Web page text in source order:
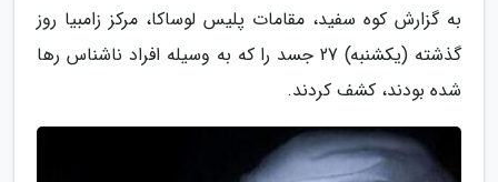
به گزارش کوه سفید، مقامات پلیس لوساکا، مرکز زامبیا روز
گذشته (یکشنبه) 27 جسد را که به وسیله افراد ناشناس رها
شده بودند، کشف کردند.